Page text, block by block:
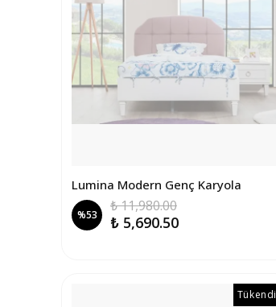
Lumina Modern Genç Karyola
%53
₺ 11,980.00
₺ 5,690.50
Tükendi